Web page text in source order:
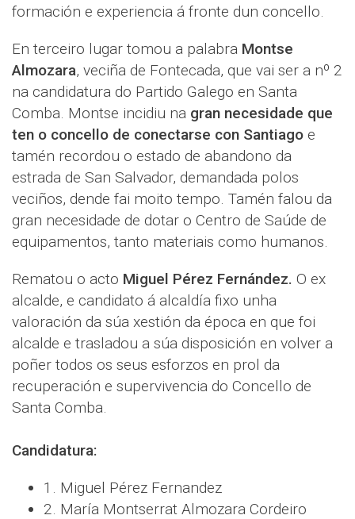
formación e experiencia á fronte dun concello.
En terceiro lugar tomou a palabra Montse
Almozara, veciña de Fontecada, que vai ser a nº 2
na candidatura do Partido Galego en Santa
Comba. Montse incidiu na gran necesidade que
ten o concello de conectarse con Santiago e
tamén recordou o estado de abandono da
estrada de San Salvador, demandada polos
veciños, dende fai moito tempo. Tamén falou da
gran necesidade de dotar o Centro de Saúde de
equipamentos, tanto materiais como humanos.
Rematou o acto Miguel Pérez Fernández. O ex
alcalde, e candidato á alcaldía fixo unha
valoración da súa xestión da época en que foi
alcalde e trasladou a súa disposición en volver a
poñer todos os seus esforzos en prol da
recuperación e supervivencia do Concello de
Santa Comba.
Candidatura:
1. Miguel Pérez Fernandez
2. María Montserrat Almozara Cordeiro